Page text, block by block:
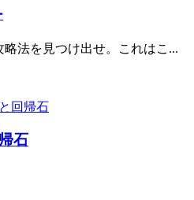
法を見つけ出せ。これはこ...
石